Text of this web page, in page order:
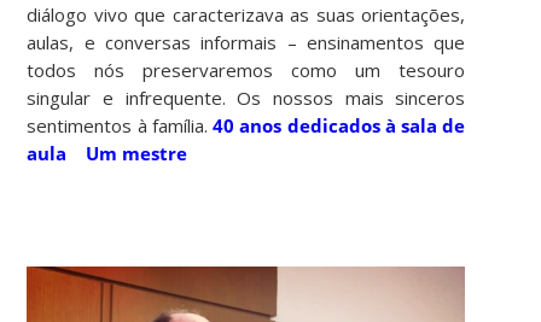
diálogo vivo que caracterizava as suas orientações,
aulas, e conversas informais – ensinamentos que
todos nós preservaremos como um tesouro
singular e infrequente. Os nossos mais sinceros
sentimentos à família.40 anos dedicados à sala de
aula
Um mestre